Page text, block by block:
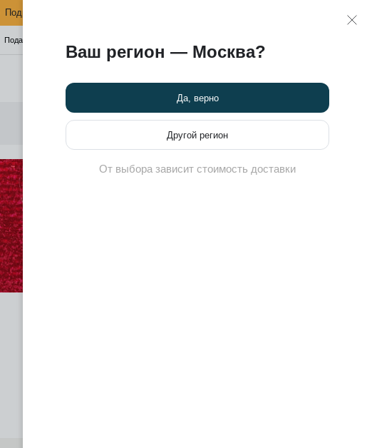
Подробнее >>
Подарочная карта
Ваш регион — Москва?
Да, верно
Другой регион
От выбора зависит стоимость доставки